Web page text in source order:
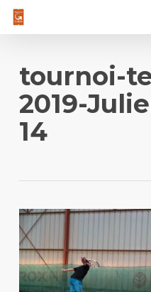
Skip
tournoi-
2019-
14